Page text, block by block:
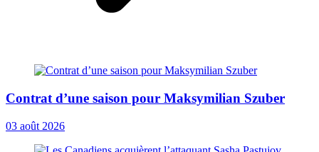
Contrat d’une saison pour Maksymilian Szuber
03 août 2026